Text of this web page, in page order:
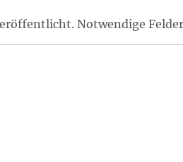
Notwendige